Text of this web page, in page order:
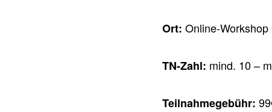
Ort: Online-
TN-Zahl: mind. 10 –
Teilnahmegebühr: